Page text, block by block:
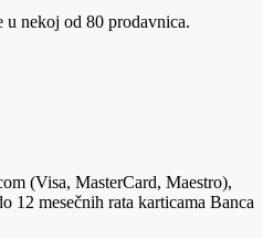
u nekoj od 80 prodavnica.
(Visa, MasterCard, Maestro),
mesečnih rata karticama Banca